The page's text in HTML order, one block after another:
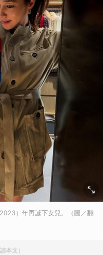
）年再誕下女兒。（圖／翻
本文）